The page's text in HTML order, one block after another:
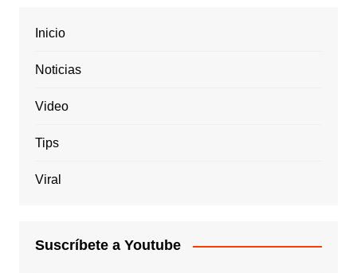
Inicio
Noticias
Video
Tips
Viral
Suscríbete a Youtube